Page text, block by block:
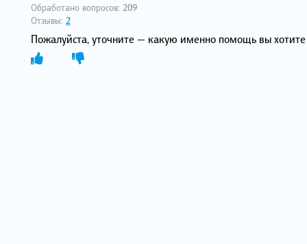
Обработано вопросов: 209
Отзывы: 2
Пожалуйста, уточните — какую именно помощь вы хотите